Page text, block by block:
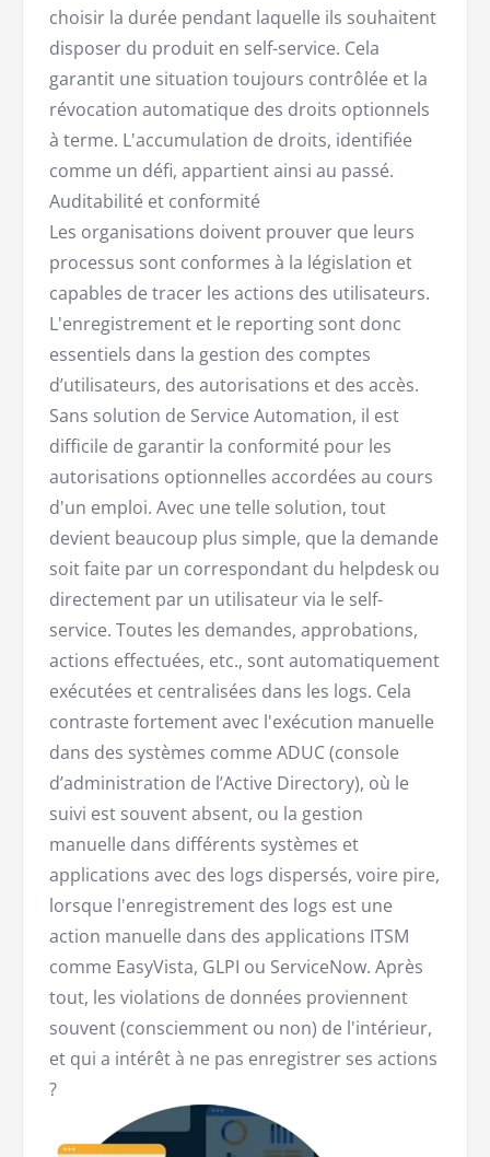
choisir la durée pendant laquelle ils souhaitent
disposer du produit en self-service. Cela
garantit une situation toujours contrôlée et la
révocation automatique des droits optionnels
à terme. L'accumulation de droits, identifiée
comme un défi, appartient ainsi au passé.
Auditabilité et conformité
Les organisations doivent prouver que leurs
processus sont conformes à la législation et
capables de tracer les actions des utilisateurs.
L'enregistrement et le reporting sont donc
essentiels dans la gestion des comptes
d’utilisateurs, des autorisations et des accès.
Sans solution de Service Automation, il est
difficile de garantir la conformité pour les
autorisations optionnelles accordées au cours
d'un emploi. Avec une telle solution, tout
devient beaucoup plus simple, que la demande
soit faite par un correspondant du helpdesk ou
directement par un utilisateur via le self-
service. Toutes les demandes, approbations,
actions effectuées, etc., sont automatiquement
exécutées et centralisées dans les logs. Cela
contraste fortement avec l'exécution manuelle
dans des systèmes comme ADUC (console
d’administration de l’Active Directory), où le
suivi est souvent absent, ou la gestion
manuelle dans différents systèmes et
applications avec des logs dispersés, voire pire,
lorsque l'enregistrement des logs est une
action manuelle dans des applications ITSM
comme EasyVista, GLPI ou ServiceNow. Après
tout, les violations de données proviennent
souvent (consciemment ou non) de l'intérieur,
et qui a intérêt à ne pas enregistrer ses actions
?